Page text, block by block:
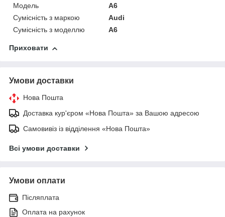
Модель
A6
Сумісність з маркою
Audi
Сумісність з моделлю
A6
Приховати
Умови доставки
Нова Пошта
Доставка кур'єром «Нова Пошта» за Вашою адресою
Самовивіз із відділення «Нова Пошта»
Всі умови доставки
Умови оплати
Післяплата
Оплата на рахунок